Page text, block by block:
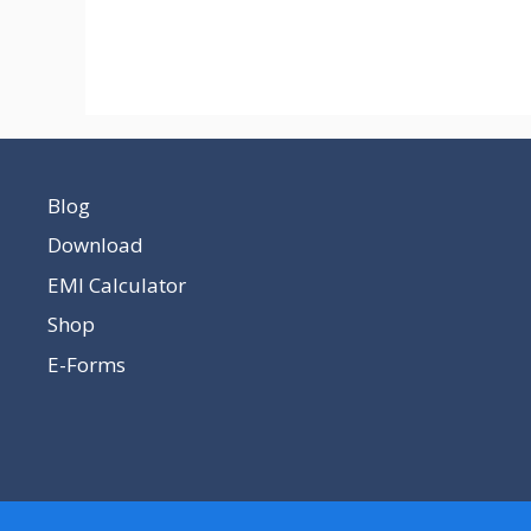
Blog
Download
EMI Calculator
Shop
E-Forms